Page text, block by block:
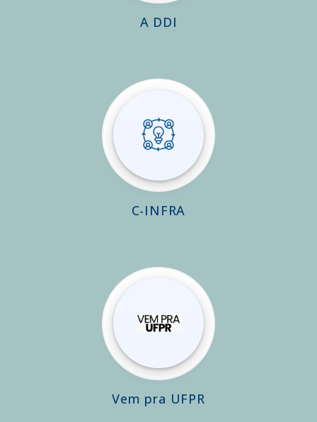
A DDI
C-INFRA
Vem pra UFPR